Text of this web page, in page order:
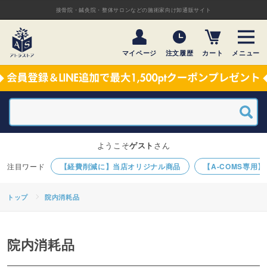
接骨院・鍼灸院・整体サロンなどの施術家向け卸通販サイト
マイページ 注文履歴 カート メニュー
【経費削減に】当店オリジナル商品 【A-COMS専用
ようこそゲスト さん
トップ 院内消耗品
院内消耗品